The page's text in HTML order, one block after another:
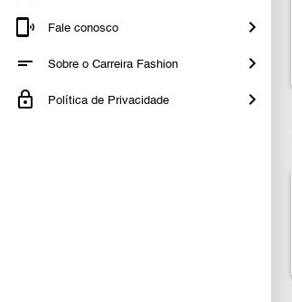
Fale conosco
Sobre o Carreira Fashion
Política de Privacidade